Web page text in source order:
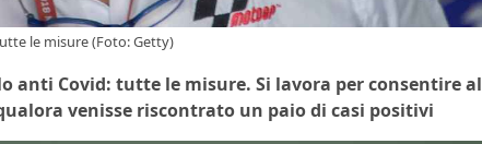
le misure (Foto: Getty)
anti Covid: tutte le misure. Si lavora per consentire al
venisse riscontrato un paio di casi positivi